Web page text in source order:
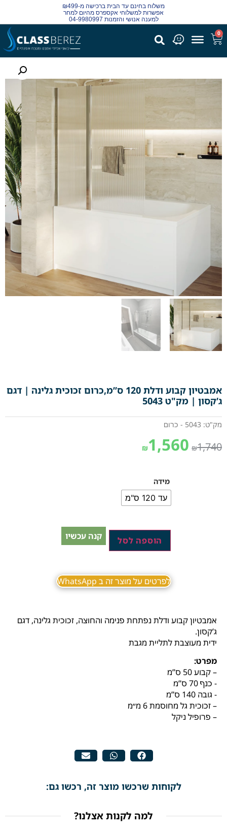
משלוח בחינם עד הבית ברכישה מ-₪499
אפשרות למשלוחי אקספרס מהיום למחר
למענה אנושי והזמנות 04-9980997
0
אמבטיון קבוע ודלת 120 ס”מ,כרום זכוכית גלינה | דגם
ג’קסון | מק"ט 5043
מק"ט: 5043 - כרום
₪1,740
₪1,560
מידה
עד 120 ס"מ
קנה עכשיו הוספה לסל
לפרטים על מוצר זה ב WhatsApp
אמבטיון‭ ‬‬קבוע‭ ‬ודלת נפתחת פנימה והחוצה, זכוכית גלינה, דגם
ג’קסון.‭
ידית‭ ‬מעוצבת‭ ‬לתליית‭ ‬מגבת‭
מפרט‭:‬
– קבוע‭ ‬50‭ ‬ס”מ
‬- כנף‭ ‬70‭ ‬ס”מ
‬- גובה‭ ‬140‭ ‬ס”מ‭
– זכוכית גל מחוסמת 6 מ״מ
– פרופיל ניקל
לקוחות שרכשו מוצר זה, רכשו גם:
למה לקנות אצלנו?